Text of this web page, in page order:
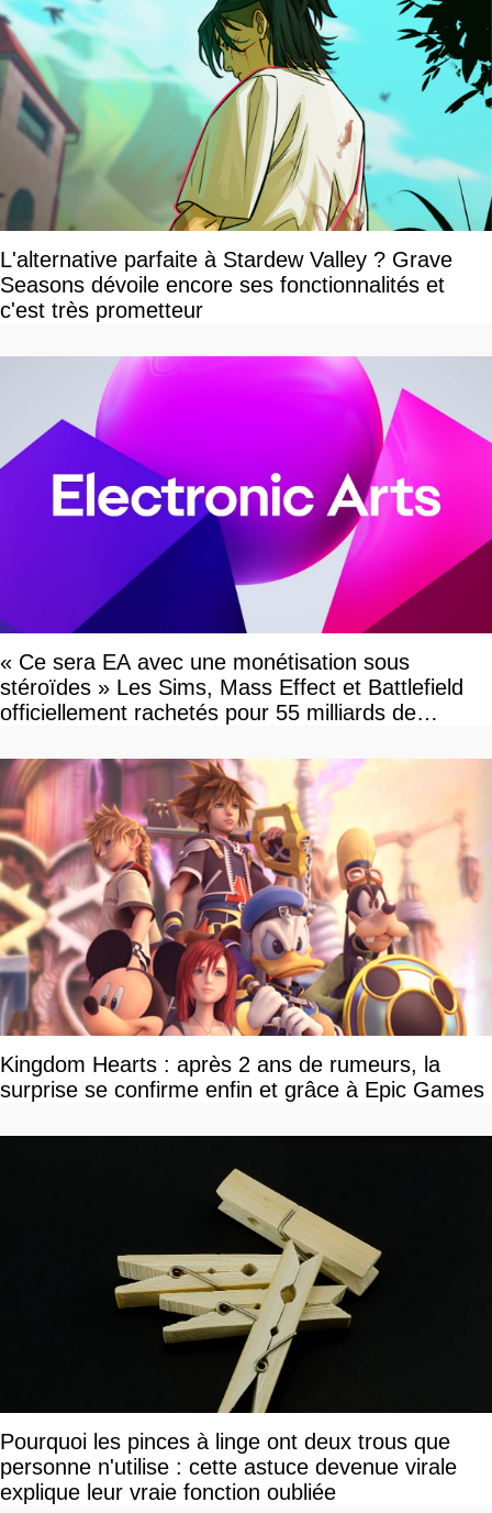
L'alternative parfaite à Stardew Valley ? Grave
Seasons dévoile encore ses fonctionnalités et
c'est très prometteur
« Ce sera EA avec une monétisation sous
stéroïdes » Les Sims, Mass Effect et Battlefield
officiellement rachetés pour 55 milliards de
Kingdom Hearts : après 2 ans de rumeurs, la
surprise se confirme enfin et grâce à Epic Games
Pourquoi les pinces à linge ont deux trous que
personne n'utilise : cette astuce devenue virale
explique leur vraie fonction oubliée